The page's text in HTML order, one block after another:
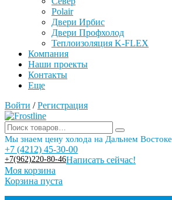
Polair
Двери Ирбис
Двери Профхолод
Теплоизоляция K-FLEX
Компания
Наши проекты
Контакты
Еще
Войти / Регистрация
Мы знаем цену холода на Дальнем Востоке
+7 (4212) 45-30-00
+7(962)220-80-46Написать сейчас!
Моя корзина
Корзина пуста